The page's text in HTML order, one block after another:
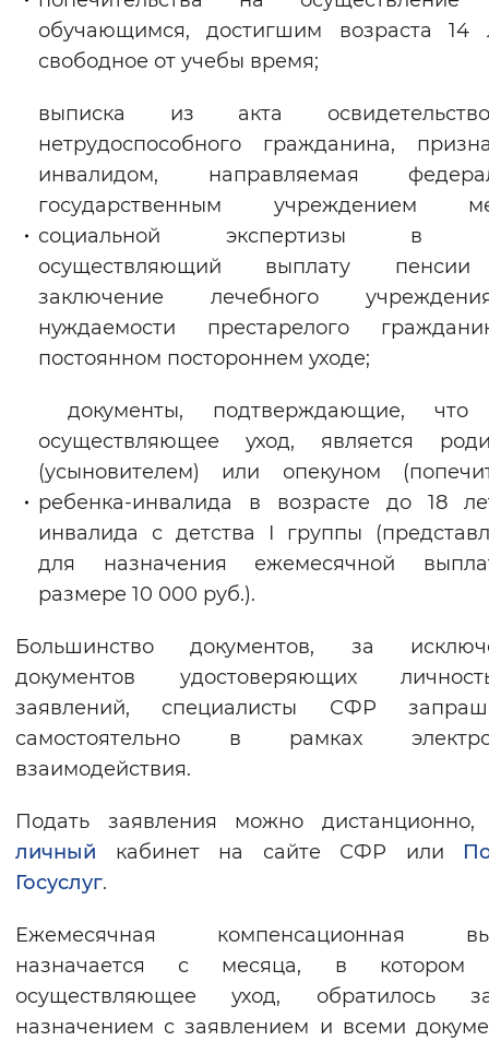
обучающимся, достигшим возраста 14
свободное от учебы время;
выписка из акта
нетрудоспособного гражданина,
инвалидом, направляемая
государственным учреждением
социальной экспертизы в
осуществляющий выплату
заключение лечебного
нуждаемости престарелого
постоянном постороннем уходе;
документы, подтверждающие, что
осуществляющее уход, является
(усыновителем) или опекуном
ребенка-инвалида в возрасте до 18
инвалида с детства I группы
для назначения ежемесячной
размере 10 000 руб.).
Большинство документов, за
документов удостоверяющих
заявлений, специалисты СФР
самостоятельно в рамках
взаимодействия.
Подать заявления можно дистанционно,
личный кабинет на сайте СФР или
Госуслуг.
Ежемесячная компенсационная
назначается с месяца, в котором
осуществляющее уход, обратилось
назначением с заявлением и всеми